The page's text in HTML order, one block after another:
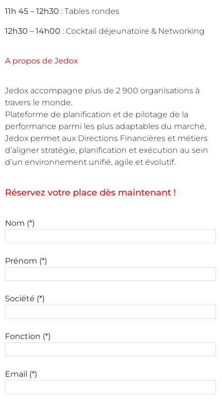
11h 45 – 12h30 : Tables rondes
12h30 – 14h00 : Cocktail déjeunatoire & Networking
A propos de Jedox
Jedox accompagne plus de 2 900 organisations à
travers le monde.
Plateforme de planification et de pilotage de la
performance parmi les plus adaptables du marché,
Jedox permet aux Directions Financières et métiers
d’aligner stratégie, planification et exécution au sein
d’un environnement unifié, agile et évolutif.
Réservez votre place dès maintenant !
Nom (*)
Prénom (*)
Société (*)
Fonction (*)
Email (*)